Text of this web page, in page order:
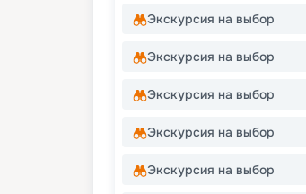
Экскурсия на выбор
Экскурсия на выбор
Экскурсия на выбор
Экскурсия на выбор
Экскурсия на выбор